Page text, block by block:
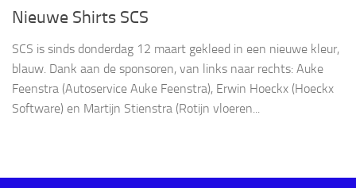
Nieuwe Shirts SCS
SCS is sinds donderdag 12 maart gekleed in een nieuwe kleur,
blauw. Dank aan de sponsoren, van links naar rechts: Auke
Feenstra (Autoservice Auke Feenstra), Erwin Hoeckx (Hoeckx
Software) en Martijn Stienstra (Rotijn vloeren...